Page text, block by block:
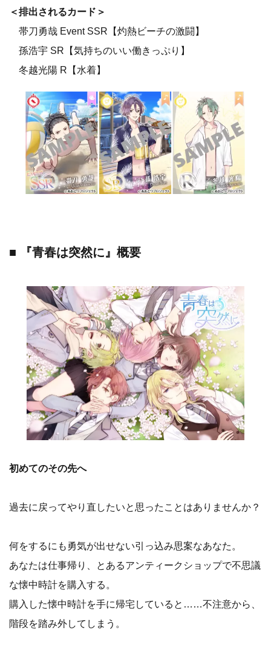
＜排出されるカード＞
帯刀勇哉 Event SSR【灼熱ビーチの激闘】
孫浩宇 SR【気持ちのいい働きっぷり】
冬越光陽 R【水着】
■ 『青春は突然に』概要
初めてのその先へ
過去に戻ってやり直したいと思ったことはありませんか？
何をするにも勇気が出せない引っ込み思案なあなた。
あなたは仕事帰り、とあるアンティークショップで不思議
な懐中時計を購入する。
購入した懐中時計を手に帰宅していると……不注意から、
階段を踏み外してしまう。